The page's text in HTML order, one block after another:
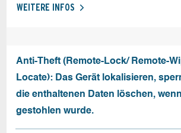
WEITERE INFOS
Anti-Theft (Remote-Lock/ Remote-
Locate): Das Gerät lokalisieren,
die enthaltenen Daten löschen,
gestohlen wurde.